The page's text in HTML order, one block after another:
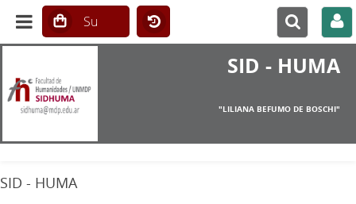
SID - HUMA
"LILIANA BEFUMO DE BOSCHI"
SID - HUMA